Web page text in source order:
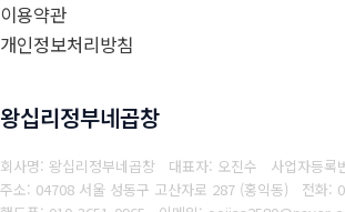
이용약관
개인정보처리방침
왕십리정부네곱창
회사명: 왕십리정부네곱창 대표자: 오진수 사업자등
주소: 04708 서울 성동구 고산자로 287 (홍익동) 전화: